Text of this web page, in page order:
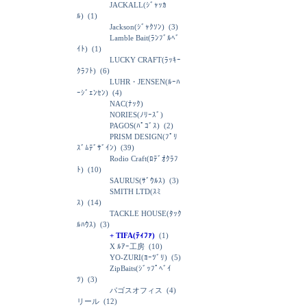
JACKALL(ｼﾞｬｯｶ
ﾙ) (1)
Jackson(ｼﾞｬｸｿﾝ) (3)
Lamble Bait(ﾗﾝﾌﾞﾙﾍﾞ
ｲﾄ) (1)
LUCKY CRAFT(ﾗｯｷｰ
ｸﾗﾌﾄ) (6)
LUHR・JENSEN(ﾙｰﾊ
ｰｼﾞｪﾝｾﾝ) (4)
NAC(ﾅｯｸ)
NORIES(ﾉﾘｰｽﾞ)
PAGOS(ﾊﾟｺﾞｽ) (2)
PRISM DESIGN(ﾌﾟﾘ
ｽﾞﾑﾃﾞｻﾞｲﾝ) (39)
Rodio Craft(ﾛﾃﾞｵｸﾗﾌ
ﾄ) (10)
SAURUS(ｻﾞｳﾙｽ) (3)
SMITH LTD(ｽﾐ
ｽ) (14)
TACKLE HOUSE(ﾀｯｸ
ﾙﾊｳｽ) (3)
+ TIFA(ﾃｨﾌｧ) (1)
X ﾙｱｰ工房 (10)
YO-ZURI(ﾖｰﾂﾞﾘ) (5)
ZipBaits(ｼﾞｯﾌﾟﾍﾞｲ
ﾂ) (3)
パゴスオフィス
(4)
リール (12)